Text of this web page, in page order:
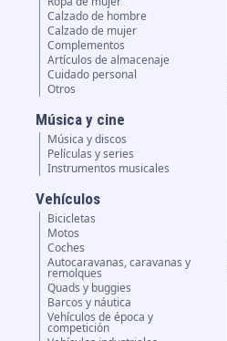
Calzado de hombre
Calzado de mujer
Complementos
Artículos de almacenaje
Cuidado personal
Otros
Música y cine
Música y discos
Películas y series
Instrumentos musicales
Vehículos
Bicicletas
Motos
Coches
Autocaravanas, caravanas y
remolques
Quads y buggies
Barcos y náutica
Vehículos de época y
competición